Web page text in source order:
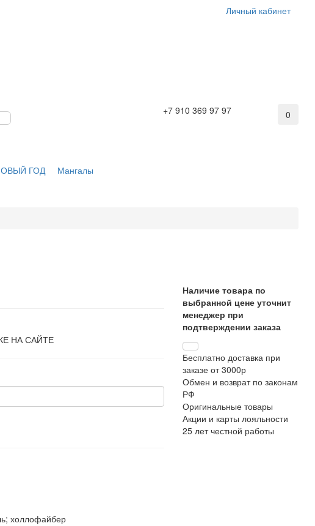
Личный кабинет
+7 910 369 97 97
0
ГОД Мангалы
НА САЙТЕ
холлофайбер
Наличие товара по
выбранной цене уточнит
менеджер при
подтверждении заказа
Бесплатно доставка при
заказе от 3000р
Обмен и возврат по законам
РФ
Оригинальные товары
Акции и карты лояльности
25 лет честной работы